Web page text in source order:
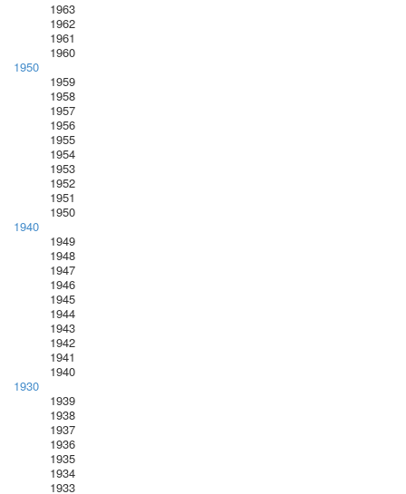
1963
1962
1961
1960
1950
1959
1958
1957
1956
1955
1954
1953
1952
1951
1950
1940
1949
1948
1947
1946
1945
1944
1943
1942
1941
1940
1930
1939
1938
1937
1936
1935
1934
1933